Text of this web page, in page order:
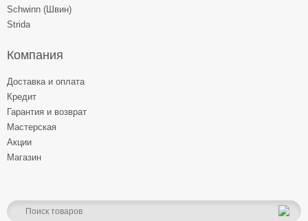
Schwinn (Швин)
Strida
Компания
Доставка и оплата
Кредит
Гарантия и возврат
Мастерская
Акции
Магазин